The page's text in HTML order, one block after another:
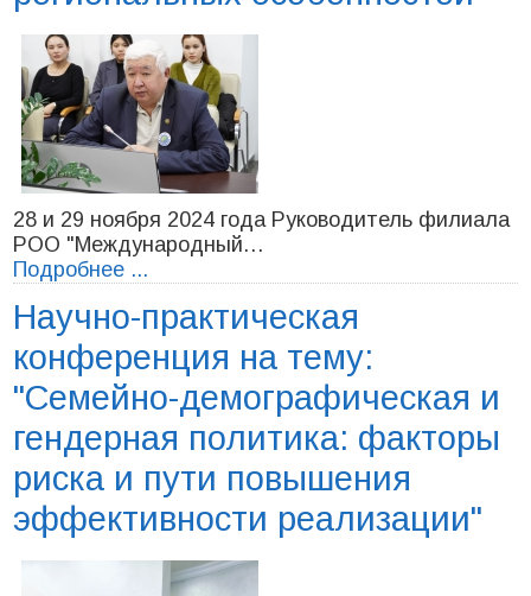
28 и 29 ноября 2024 года Руководитель филиала
РОО "Международный…
Подробнее ...
Научно-практическая
конференция на тему:
"Семейно-демографическая и
гендерная политика: факторы
риска и пути повышения
эффективности реализации"